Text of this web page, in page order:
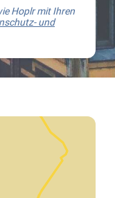
Hoplr mit Ihren
und